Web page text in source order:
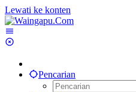
Lewati ke konten
Pencarian